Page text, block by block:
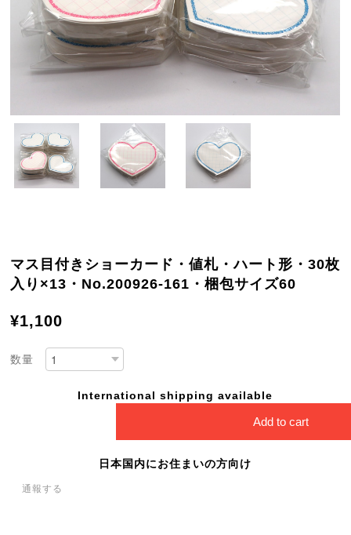
マス目付きショーカード・値札・ハート形・30枚
入り×13・No.200926-161・梱包サイズ60
¥1,100
数量
International shipping available
Add to cart
日本国内にお住まいの方向け
通報する